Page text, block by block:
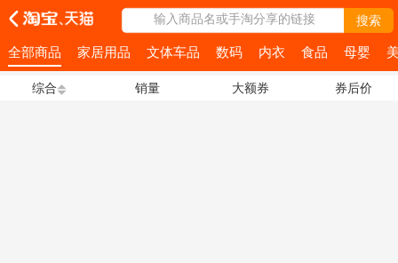
输入商品名或手淘分享的链接 搜索
全部商品 家居用品 文体车品 数码 内衣 食品 母婴
综合 销量 大额券 券后价